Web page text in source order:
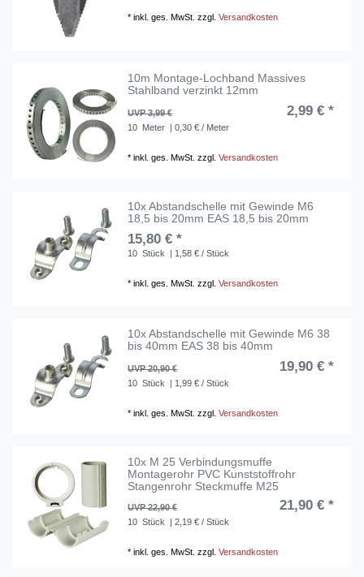
*inkl. ges. MwSt. zzgl.Versandkosten
10m Montage-Lochband Massives
Stahlband verzinkt 12mm
UVP 3,99 € 2,99 € *
10 Meter | 0,30 € / Meter
*inkl. ges. MwSt. zzgl.Versandkosten
10x Abstandschelle mit Gewinde M6
18,5 bis 20mm EAS 18,5 bis 20mm
15,80 € *
10 Stück | 1,58 € / Stück
*inkl. ges. MwSt. zzgl.Versandkosten
10x Abstandschelle mit Gewinde M6 38
bis 40mm EAS 38 bis 40mm
UVP 20,90 € 19,90 € *
10 Stück | 1,99 € / Stück
*inkl. ges. MwSt. zzgl.Versandkosten
10x M 25 Verbindungsmuffe
Montagerohr PVC Kunststoffrohr
Stangenrohr Steckmuffe M25
UVP 22,90 € 21,90 € *
10 Stück | 2,19 € / Stück
*inkl. ges. MwSt. zzgl.Versandkosten